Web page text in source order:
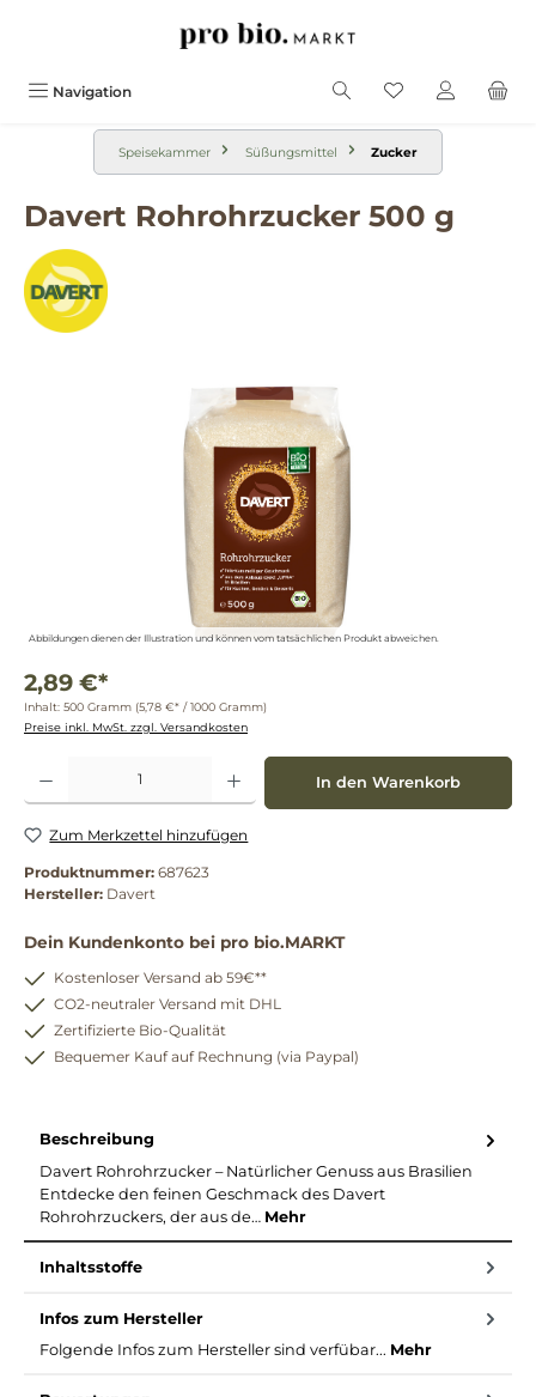
Navigation
Speisekammer Süßungsmittel Zucker
Davert Rohrohrzucker 500 g
Abbildungen dienen der Illustration und können vom tatsächlichen Produkt abweichen.
2,89 €*
Inhalt: 500 Gramm (5,78 €* / 1000 Gramm)
Preise inkl. MwSt. zzgl. Versandkosten
Produkt Anzahl: Gib den gewünschten Wert ein oder benutze die Schaltflächen um
In den Warenkorb
Zum Merkzettel hinzufügen
Produktnummer: 687623
Hersteller: Davert
Dein Kundenkonto bei pro bio.MARKT
Kostenloser Versand ab 59€**
CO2-neutraler Versand mit DHL
Zertifizierte Bio-Qualität
Bequemer Kauf auf Rechnung (via Paypal)
Beschreibung
Davert Rohrohrzucker – Natürlicher Genuss aus Brasilien
Entdecke den feinen Geschmack des Davert
Rohrohrzuckers, der aus de… Mehr
Inhaltsstoffe
Infos zum Hersteller
Folgende Infos zum Hersteller sind verfübar... Mehr